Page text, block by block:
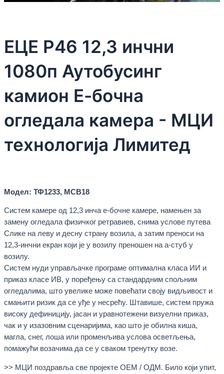
ЕЦЕ Р46 12,3 инчни
1080п Аутобусинг
камион Е-бочна
огледала камера - МЦИ
технологија Лимитед
Модел: ТФ1233, МСВ18
Систем камере од 12,3 инча е-бочне камере, намењен за
замену огледала физичког ретравиев, снима услове путева
Слике на леву и десну страну возила, а затим преноси на
12,3-инчни екран који је у возилу преношен на а-стуб у
возилу.
Систем нуди управљачке програме оптимална класа ИИ и
приказ класе ИВ, у поређењу са стандардним спољним
огледалима, што увелике може повећати своју видљивост и
смањити ризик да се уђе у несрећу. Штавише, систем пружа
високу дефиницију, јасан и уравнотежени визуелни приказ,
чак и у изазовним сценаријима, као што је обилна киша,
магла, снег, лоша или променљива услова осветљења,
помажући возачима да се у сваком тренутку возе.
>> МЦИ поздравља све пројекте ОЕМ / ОДМ. Било који упит,